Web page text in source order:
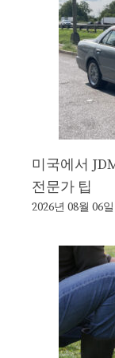
미국에서
전문가 팁
2026년 08월 06일